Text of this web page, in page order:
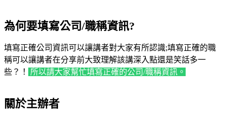
為何要填寫公司/職稱資訊?
填寫正確公司資訊可以讓講者對大家有所認識;填寫正確的職
稱可以讓講者在分享前大致理解該講深入點還是笑話多一
些？！
所以請大家幫忙填寫正確的公司/職稱資訊。
關於主辦者